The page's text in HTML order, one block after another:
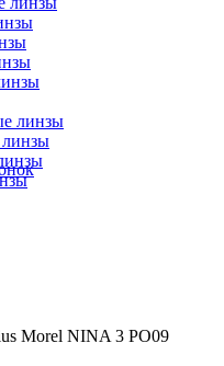
линзы
линзы
Morel NINA 3 PO09